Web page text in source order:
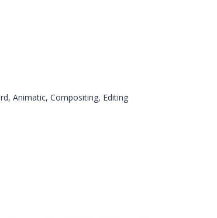
Animatic, Compositing, Editing